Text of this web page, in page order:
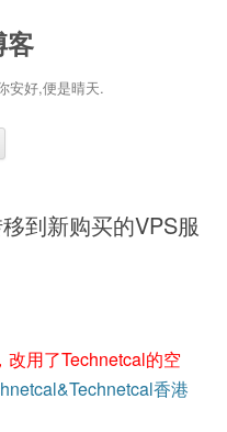
客
安好,便是晴天.
到新购买的VPS服
用了Technetcal的空
香港